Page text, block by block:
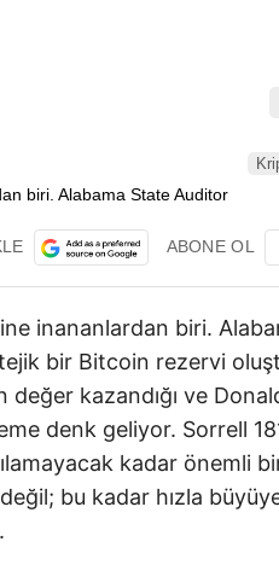
ABONE OL
inananlardan biri.
bir Bitcoin rezervi
kazandığı ve
denk geliyor. Sorrell
kadar önemli
bu kadar hızla